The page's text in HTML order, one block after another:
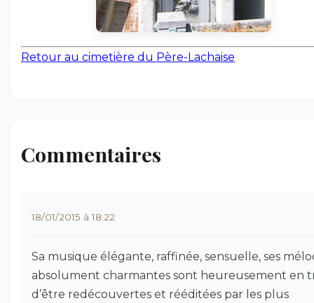
Retour au cimetière du Père-Lachaise
Commentaires
18/01/2015 à 18:22
Sa musique élégante, raffinée, sensuelle, ses
absolument charmantes sont heureusement en
d’être redécouvertes et rééditées par les plus